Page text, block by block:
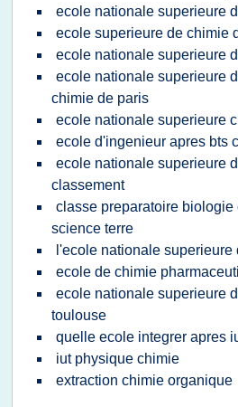
ecole nationale superieure
ecole superieure de chimie
ecole nationale superieure
ecole nationale superieure
chimie de paris
ecole nationale superieure
ecole d'ingenieur apres bts
ecole nationale superieure
classement
classe preparatoire
science terre
l'ecole nationale
ecole de chimie
ecole nationale superieure
toulouse
quelle ecole integrer apres
iut physique chimie
extraction chimie organique